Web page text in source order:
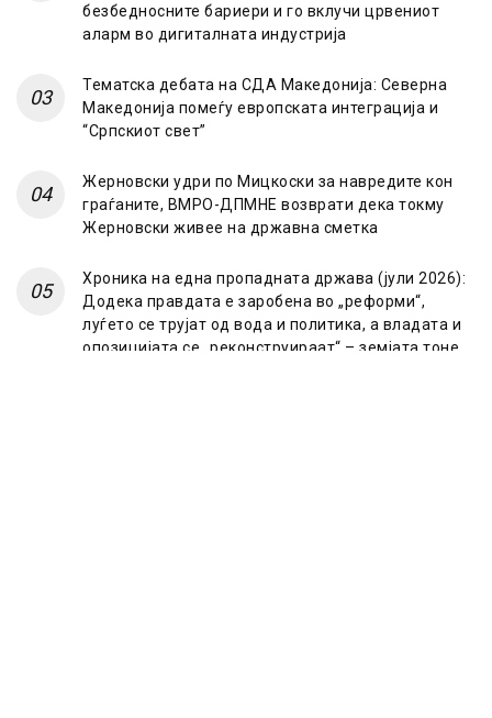
безбедносните бариери и го вклучи црвениот
аларм во дигиталната индустрија
Тематска дебата на СДА Македонија: Северна
Македонија помеѓу европската интеграција и
“Српскиот свет”
Жерновски удри по Мицкоски за навредите кон
граѓаните, ВМРО-ДПМНЕ возврати дека токму
Жерновски живее на државна сметка
Хроника на една пропадната држава (јули 2026):
Додека правдата е заробена во „реформи“,
луѓето се трујат од вода и политика, а владата и
опозицијата се „реконструираат“ – земјата тоне